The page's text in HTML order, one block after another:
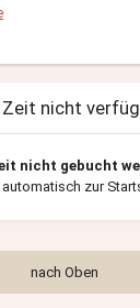
nicht
nicht gebucht
zur
nach Oben